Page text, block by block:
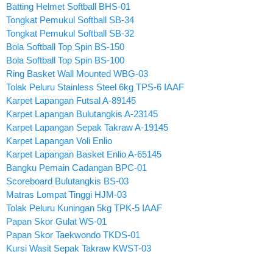
Batting Helmet Softball BHS-01
Tongkat Pemukul Softball SB-34
Tongkat Pemukul Softball SB-32
Bola Softball Top Spin BS-150
Bola Softball Top Spin BS-100
Ring Basket Wall Mounted WBG-03
Tolak Peluru Stainless Steel 6kg TPS-6 IAAF
Karpet Lapangan Futsal A-89145
Karpet Lapangan Bulutangkis A-23145
Karpet Lapangan Sepak Takraw A-19145
Karpet Lapangan Voli Enlio
Karpet Lapangan Basket Enlio A-65145
Bangku Pemain Cadangan BPC-01
Scoreboard Bulutangkis BS-03
Matras Lompat Tinggi HJM-03
Tolak Peluru Kuningan 5kg TPK-5 IAAF
Papan Skor Gulat WS-01
Papan Skor Taekwondo TKDS-01
Kursi Wasit Sepak Takraw KWST-03